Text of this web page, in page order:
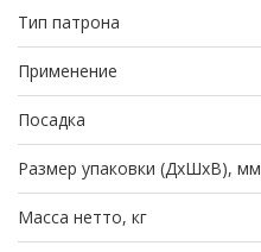
Тип патрона
Применение
Посадка
Размер упаковки (ДхШхВ), мм
Масса нетто, кг